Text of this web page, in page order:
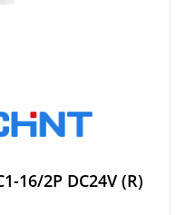
16/2P DC24V (R)